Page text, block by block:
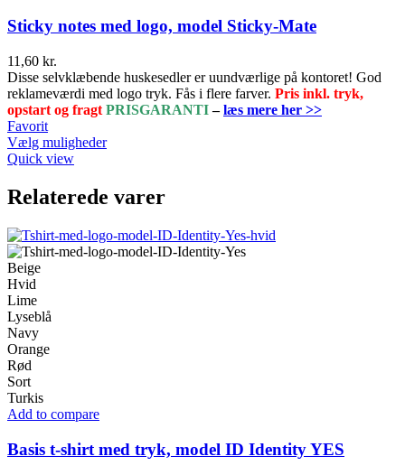
Sticky notes med logo, model Sticky-Mate
11,60 kr.
Disse selvklæbende huskesedler er uundværlige på kontoret! God
reklameværdi med logo tryk. Fås i flere farver. Pris inkl. tryk,
opstart og fragt PRISGARANTI–læs mere her >>
Favorit
Vælg mulighederDette
varianter.
kan
vælges
Quick view
Relaterede varer
Beige
Hvid
Lime
Lyseblå
Navy
Orange
Rød
Sort
Turkis
Add to compare
Basis t-shirt med tryk, model ID Identity YES